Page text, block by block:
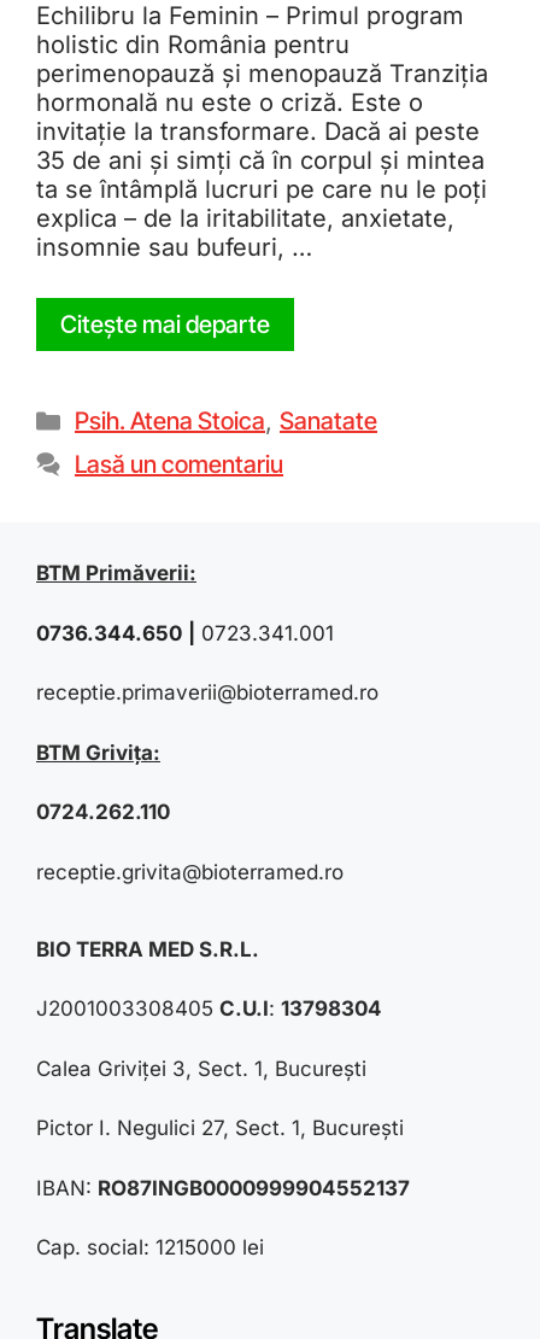
Echilibru la Feminin – Primul program
holistic din România pentru
perimenopauză și menopauză Tranziția
hormonală nu este o criză. Este o
invitație la transformare. Dacă ai peste
35 de ani și simți că în corpul și mintea
ta se întâmplă lucruri pe care nu le poți
explica – de la iritabilitate, anxietate,
insomnie sau bufeuri, …
Citește mai departe
Psih. Atena Stoica, Sanatate
Lasă un comentariu
BTM Primăverii:
0736.344.650 0723.341.001
receptie.primaverii@bioterramed.ro
BTM Grivița:
0724.262.110
receptie.grivita@bioterramed.ro
BIO TERRA MED S.R.L.
J2001003308405 C.U.I: 13798304
Calea Griviței 3, Sect. 1, București
Pictor I. Negulici 27, Sect. 1, București
IBAN: RO87INGB0000999904552137
Cap. social: 1215000 lei
Translate